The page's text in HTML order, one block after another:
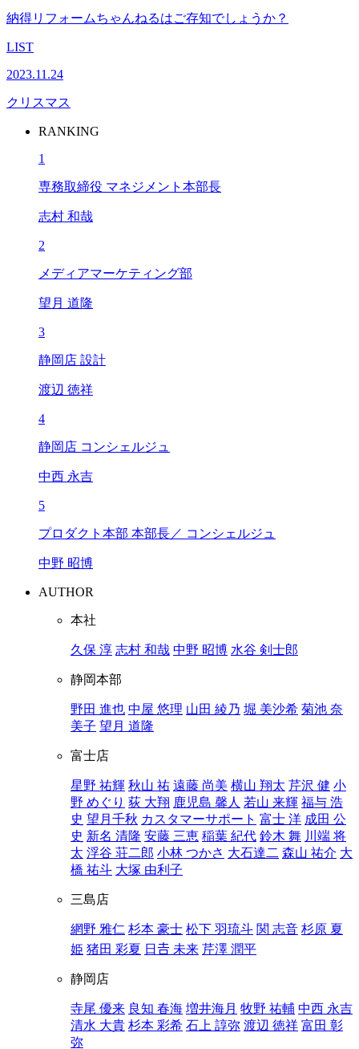
納得リフォームちゃんねるはご存知でしょうか？
LIST
2023.11.24
クリスマス
RANKING
1
専務取締役 マネジメント本部長
志村 和哉
2
メディアマーケティング部
望月 道隆
3
静岡店 設計
渡辺 徳祥
4
静岡店 コンシェルジュ
中西 永吉
5
プロダクト本部 本部長／ コンシェルジュ
中野 昭博
AUTHOR
本社
久保 淳 志村 和哉 中野 昭博 水谷 剣士郎
静岡本部
野田 進也 中屋 悠理 山田 綾乃 堀 美沙希 菊池 奈
美子 望月 道隆
富士店
星野 祐輝 秋山 祐 遠藤 尚美 横山 翔太 芹沢 健 小
野 めぐり 荻 大翔 鹿児島 馨人 若山 来輝 福与 浩
史 望月千秋 カスタマーサポート 富士 洋 成田 公
史 新名 清隆 安藤 三恵 稲葉 紀代 鈴木 舞 川端 将
太 浮谷 荘二郎 小林 つかさ 大石達二 森山 祐介 大
橋 祐斗 大塚 由利子
三島店
網野 雅仁 杉本 豪士 松下 羽琉斗 関 志音 杉原 夏
姫 猪田 彩夏 日𠮷 未来 芹澤 潤平
静岡店
寺尾 優来 良知 春海 増井海月 牧野 祐輔 中西 永吉
清水 大貴 杉本 彩希 石上 諄弥 渡辺 徳祥 富田 彰
弥